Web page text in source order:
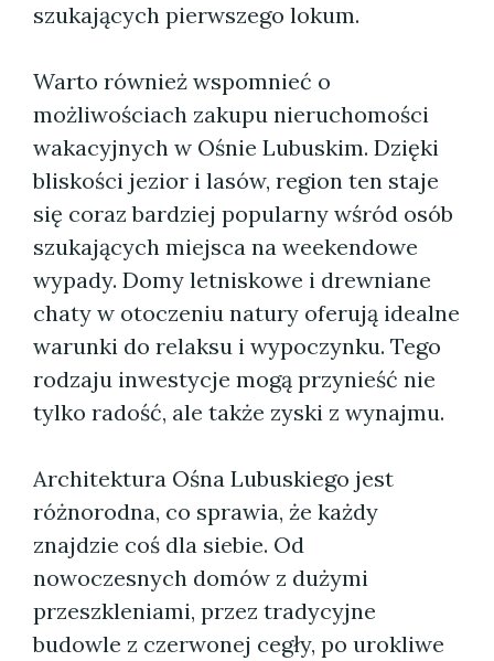
szukających pierwszego lokum.
Warto również wspomnieć o
możliwościach zakupu nieruchomości
wakacyjnych w Ośnie Lubuskim. Dzięki
bliskości jezior i lasów, region ten staje
się coraz bardziej popularny wśród osób
szukających miejsca na weekendowe
wypady. Domy letniskowe i drewniane
chaty w otoczeniu natury oferują idealne
warunki do relaksu i wypoczynku. Tego
rodzaju inwestycje mogą przynieść nie
tylko radość, ale także zyski z wynajmu.
Architektura Ośna Lubuskiego jest
różnorodna, co sprawia, że każdy
znajdzie coś dla siebie. Od
nowoczesnych domów z dużymi
przeszkleniami, przez tradycyjne
budowle z czerwonej cegły, po urokliwe